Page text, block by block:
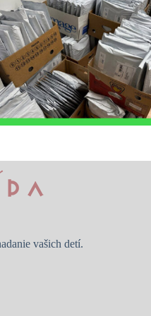
vašich detí.